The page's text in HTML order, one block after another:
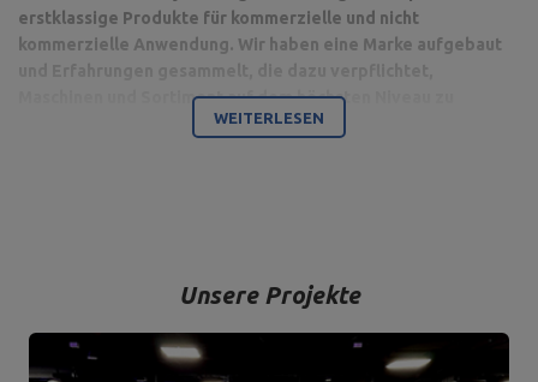
erstklassige Produkte für kommerzielle und nicht
kommerzielle Anwendung. Wir haben eine Marke aufgebaut
Maschinen und Sortiment auf dem höchsten Niveau zu
Starachowice in der Woiwodschaft Świętokrzyskie. Hier befinden
sich unsere Büroräume und die Produktions- und Lagerhallen. Von
WEITERLESEN
Unsere Projekte